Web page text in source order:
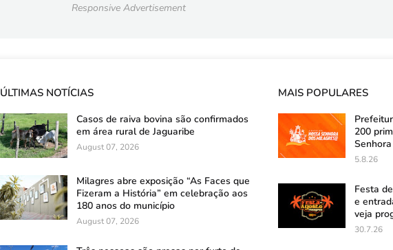
Responsive Advertisement
ÚLTIMAS NOTÍCIAS
Casos de raiva bovina são confirmados
em área rural de Jaguaribe
August 07, 2026
Milagres abre exposição “As Faces que
Fizeram a História” em celebração aos
180 anos do município
August 07, 2026
MAIS POPULARES
200
5.8.26
Festa
e
veja
30.7.26